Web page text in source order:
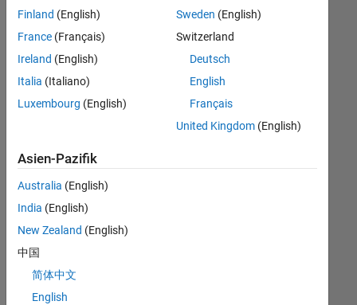
Suchkriterien
weiter
fassen
oder
alle
Stellenangebote
anzeigen .
noch
keine
offenen
Stellen
können,
die
Ihren
Finland (English)
France (Français)
Ireland (English)
Italia (Italiano)
Luxembourg (English)
Sweden (English)
Switzerland
Deutsch
English
Français
United Kingdom(English)
Asien-Pazifik
Australia (English)
India (English)
New Zealand (English)
中国
简体中文
English